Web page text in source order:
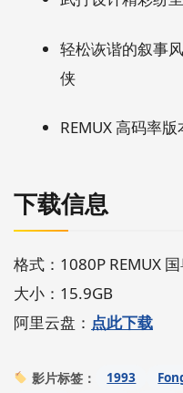
轻松诙谐的叙事
侠
REMUX 高码率
下载信息
格式：1080P REMUX
大小：15.9GB
阿里云盘： 点此下载
影片标签： 1993